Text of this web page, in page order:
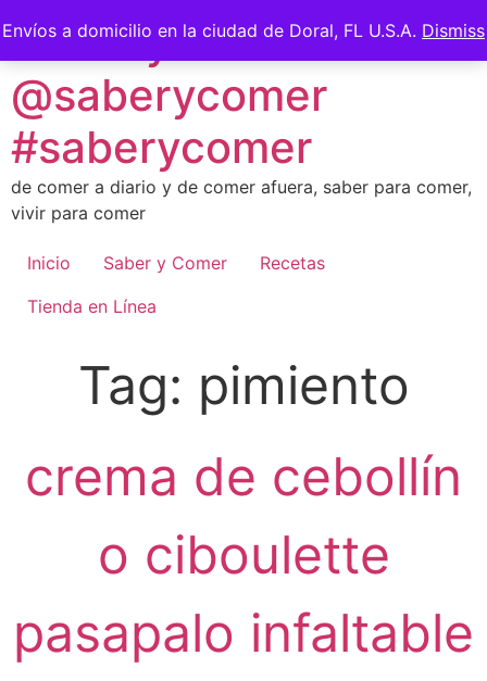
Envíos a domicilio en la ciudad de Doral, FL U.S.A. Dismiss
to
content
Saber y Comer -
@saberycomer
#saberycomer
de comer a diario y de comer afuera, saber para comer,
vivir para comer
Inicio Saber y Comer
Recetas
Tienda en Línea
Tag: pimiento
crema de cebollín
o ciboulette
pasapalo infaltable